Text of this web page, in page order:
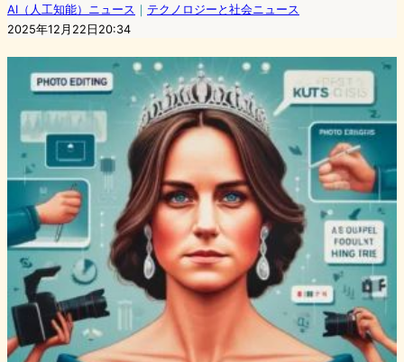
AI（人工知能）ニュース ｜ テクノロジーと社会ニュース
2025年12月22日20:34